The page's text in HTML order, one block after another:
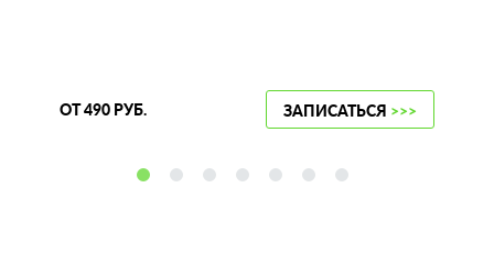
ОТ 490 РУБ. ЗАПИСАТЬСЯ >>>